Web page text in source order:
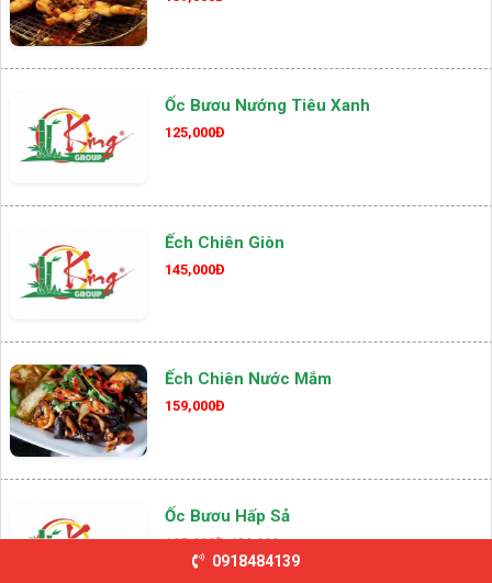
Ốc Bươu Nướng Tiêu Xanh
125,000Đ
Ếch Chiên Giòn
145,000Đ
Ếch Chiên Nước Mắm
159,000Đ
Ốc Bươu Hấp Sả
105,000Đ 139,000
0918484139